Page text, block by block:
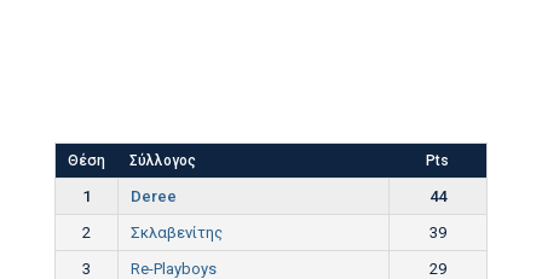
Θέση Σύλλογος Pts
1 Deree
44
2
Σκλαβενίτης
39
3
Re-Playboys
29